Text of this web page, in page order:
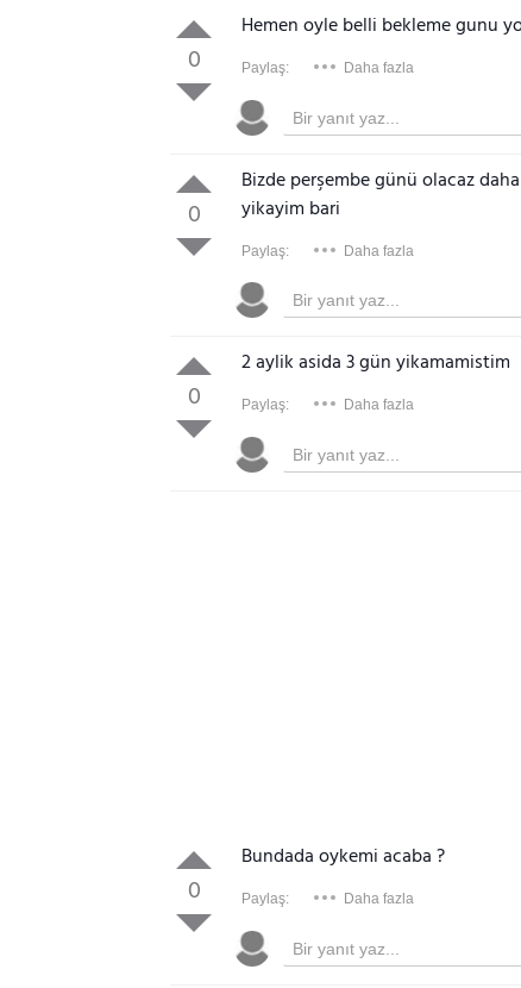
0
Hemen oyle belli bekleme gunu
Paylaş: Daha fazla
0
Bizde perşembe günü olacaz
yikayim bari
Paylaş: Daha fazla
0
2 aylik asida 3 gün yikamamistim
Paylaş: Daha fazla
0
Bundada oykemi acaba ?
Paylaş: Daha fazla